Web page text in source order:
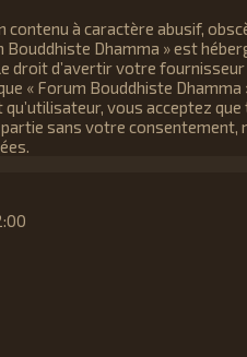
contenu à caractère abusif,
Bouddhiste Dhamma » est
d’avertir votre
« Forum Bouddhiste
vous acceptez
sans votre consentement,